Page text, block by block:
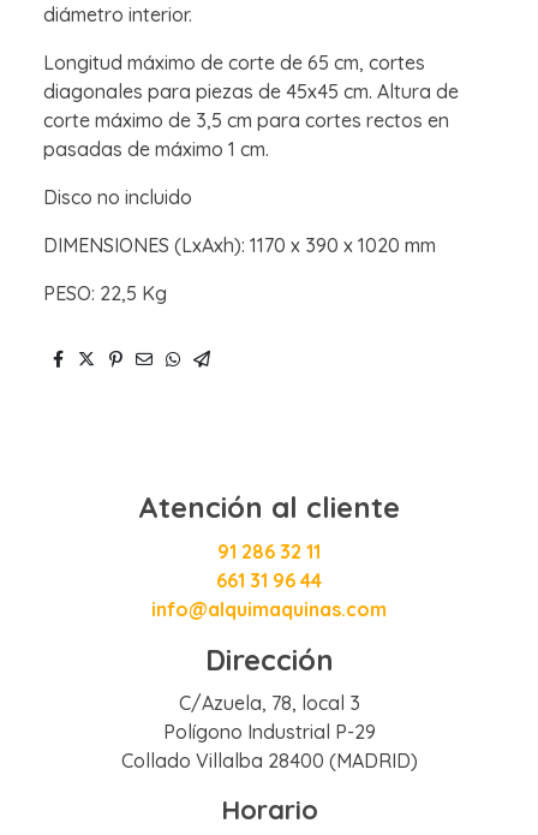
diámetro interior.
Longitud máximo de corte de 65 cm, cortes
diagonales para piezas de 45x45 cm. Altura de
corte máximo de 3,5 cm para cortes rectos en
pasadas de máximo 1 cm.
Disco no incluido
DIMENSIONES (LxAxh): 1170 x 390 x 1020 mm
PESO: 22,5 Kg
Atención al cliente
91 286 32 11
661 31 96 44
info@alquimaquinas.com
Dirección
C/Azuela, 78, local 3
Polígono Industrial P-29
Collado Villalba 28400 (MADRID)
Horario